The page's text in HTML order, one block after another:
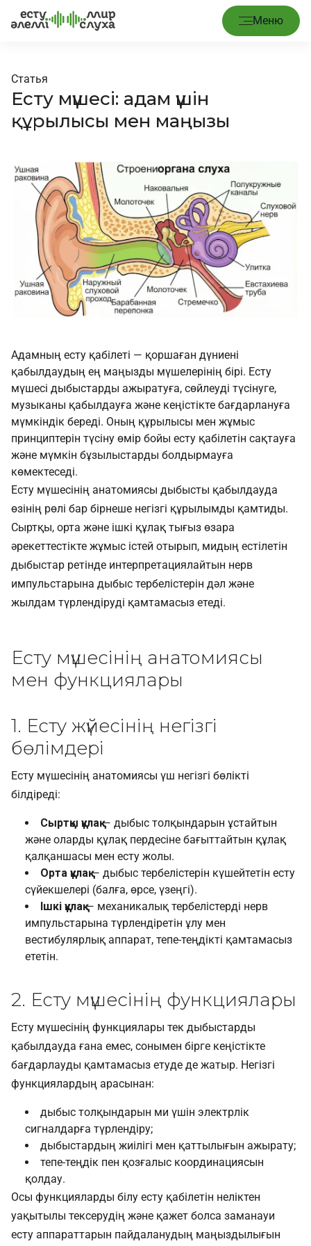
Меню
Статья
Есту мүшесі: адам үшін
құрылысы мен маңызы
Адамның есту қабілеті — қоршаған дүниені
қабылдаудың ең маңызды мүшелерінің бірі. Есту
мүшесі дыбыстарды ажыратуға, сөйлеуді түсінуге,
музыканы қабылдауға және кеңістікте бағдарлануға
мүмкіндік береді. Оның құрылысы мен жұмыс
принциптерін түсіну өмір бойы есту қабілетін сақтауға
және мүмкін бұзылыстарды болдырмауға
көмектеседі.
Есту мүшесінің анатомиясы дыбысты қабылдауда
өзінің рөлі бар бірнеше негізгі құрылымды қамтиды.
Сыртқы, орта және ішкі құлақ тығыз өзара
әрекеттестікте жұмыс істей отырып, мидың естілетін
дыбыстар ретінде интерпретациялайтын нерв
импульстарына дыбыс тербелістерін дәл және
жылдам түрлендіруді қамтамасыз етеді.
Есту мүшесінің анатомиясы
мен функциялары
1. Есту жүйесінің негізгі
бөлімдері
Есту мүшесінің анатомиясы үш негізгі бөлікті
білдіреді:
Сыртқы құлақ— дыбыс толқындарын ұстайтын
және оларды құлақ пердесіне бағыттайтын құлақ
қалқаншасы мен есту жолы.
Орта құлақ— дыбыс тербелістерін күшейтетін есту
сүйекшелері (балға, өрсе, үзеңгі).
Ішкі құлақ— механикалық тербелістерді нерв
импульстарына түрлендіретін ұлу мен
вестибулярлық аппарат, тепе-теңдікті қамтамасыз
ететін.
2. Есту мүшесінің функциялары
Есту мүшесінің функциялары тек дыбыстарды
қабылдауда ғана емес, сонымен бірге кеңістікте
бағдарлауды қамтамасыз етуде де жатыр. Негізгі
функциялардың арасынан:
дыбыс толқындарын ми үшін электрлік
сигналдарға түрлендіру;
дыбыстардың жиілігі мен қаттылығын ажырату;
тепе-теңдік пен қозғалыс координациясын
қолдау.
Осы функцияларды білу есту қабілетін неліктен
уақытылы тексерудің және қажет болса заманауи
есту аппараттарын пайдаланудың маңыздылығын